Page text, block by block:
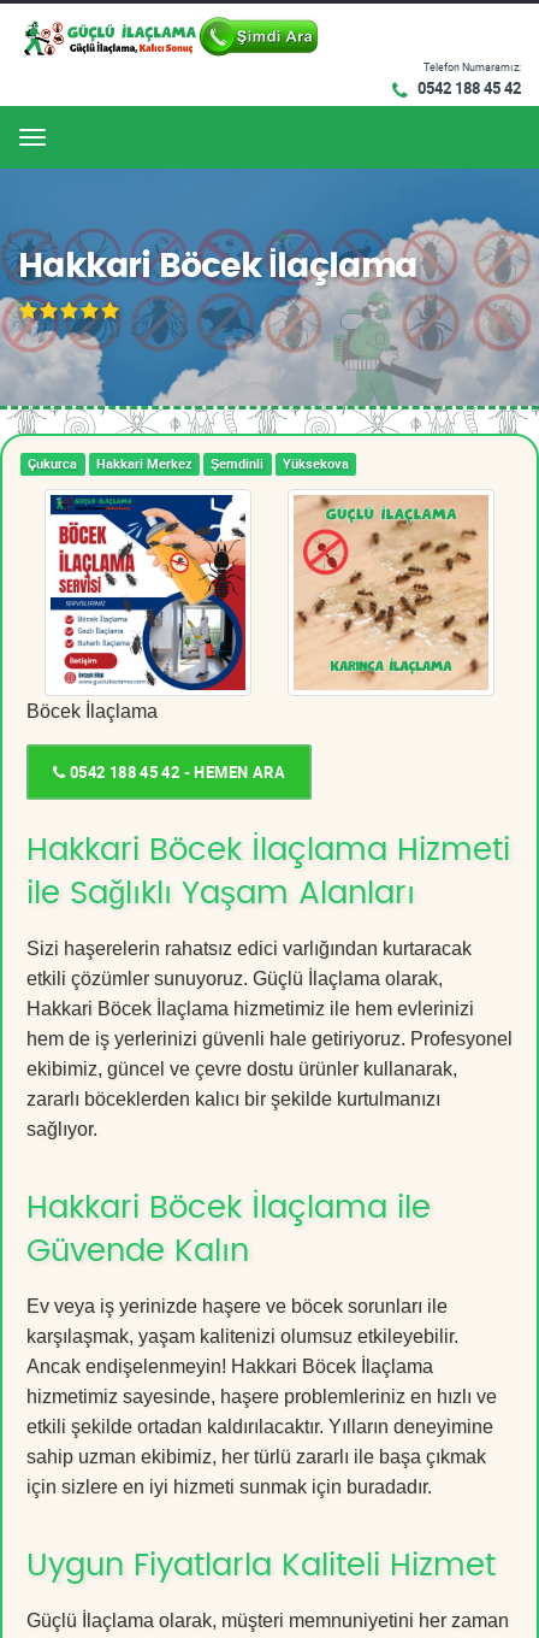
Telefon Numaramız:
0542 188 45 42
Menu
Hakkari Böcek İlaçlama
Çukurca Hakkari Merkez Şemdinli Yüksekova
Böcek İlaçlama
0542 188 45 42 - HEMEN ARA
Hakkari Böcek İlaçlama Hizmeti
ile Sağlıklı Yaşam Alanları
Sizi haşerelerin rahatsız edici varlığından kurtaracak
etkili çözümler sunuyoruz. Güçlü İlaçlama olarak,
Hakkari Böcek İlaçlama hizmetimiz ile hem evlerinizi
hem de iş yerlerinizi güvenli hale getiriyoruz. Profesyonel
ekibimiz, güncel ve çevre dostu ürünler kullanarak,
zararlı böceklerden kalıcı bir şekilde kurtulmanızı
sağlıyor.
Hakkari Böcek İlaçlama ile
Güvende Kalın
Ev veya iş yerinizde haşere ve böcek sorunları ile
karşılaşmak, yaşam kalitenizi olumsuz etkileyebilir.
Ancak endişelenmeyin! Hakkari Böcek İlaçlama
hizmetimiz sayesinde, haşere problemleriniz en hızlı ve
etkili şekilde ortadan kaldırılacaktır. Yılların deneyimine
sahip uzman ekibimiz, her türlü zararlı ile başa çıkmak
için sizlere en iyi hizmeti sunmak için buradadır.
Uygun Fiyatlarla Kaliteli Hizmet
Güçlü İlaçlama olarak, müşteri memnuniyetini her zaman